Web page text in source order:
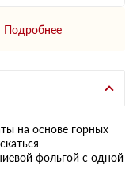
Подробнее
на основе горных
фольгой с одной